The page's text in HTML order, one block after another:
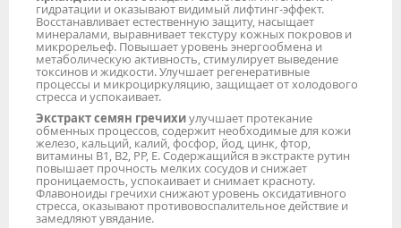
гидратации и оказывают видимый лифтинг-эффект.
Восстанавливает естественную защиту, насыщает
минералами, выравнивает текстуру кожных покровов и
микрорельеф. Повышает уровень энергообмена и
метаболическую активность, стимулирует выведение
токсинов и жидкости. Улучшает регенеративные
процессы и микроциркуляцию, защищает от холодового
стресса и успокаивает.
Экстракт семян гречихиулучшает протекание
обменных процессов, содержит необходимые для кожи
железо, кальций, калий, фосфор, йод, цинк, фтор,
витамины В1, В2, PP, Е. Содержащийся в экстракте рутин
повышает прочность мелких сосудов и снижает
проницаемость, успокаивает и снимает красноту.
Флавоноиды гречихи снижают уровень оксидативного
стресса, оказывают противовоспалительное действие и
замедляют увядание.